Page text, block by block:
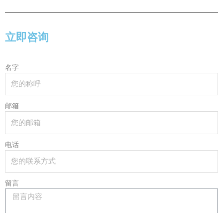
立即咨询
名字
邮箱
电话
留言